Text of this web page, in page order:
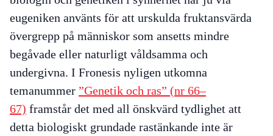
eugeniken använts för att urskulda fruktansvärda
övergrepp på människor som ansetts mindre
begåvade eller naturligt våldsamma och
undergivna. I Fronesis nyligen utkomna
temanummer ”Genetik och ras” (nr 66–
67) framstår det med all önskvärd tydlighet att
detta biologiskt grundade rastänkande inte är